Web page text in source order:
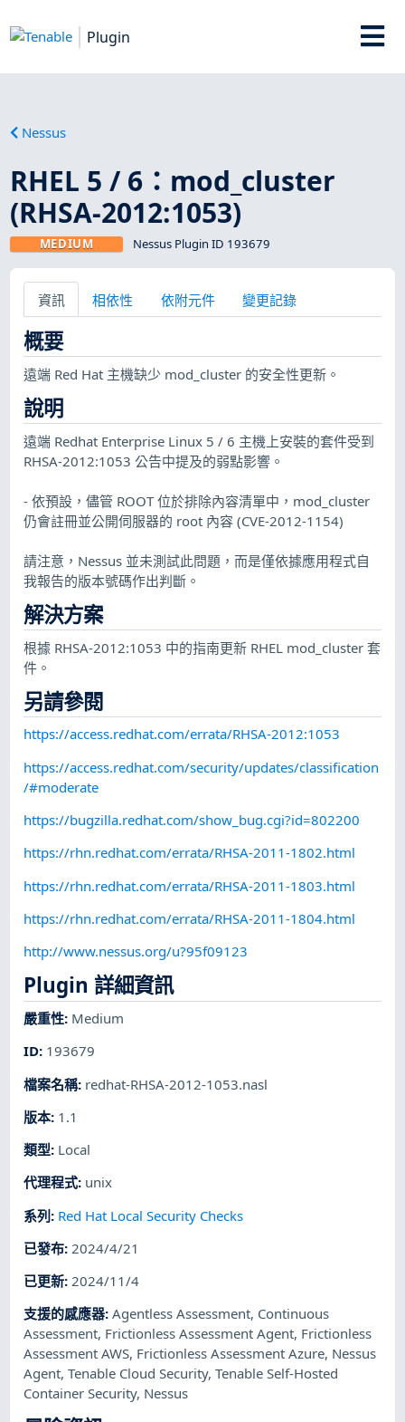
Plugin
Nessus
RHEL 5 / 6：mod_cluster
(RHSA-2012:1053)
MEDIUM Nessus Plugin ID 193679
資訊 相依性 依附元件 變更記錄
概要
遠端 Red Hat 主機缺少 mod_cluster 的安全性更新。
說明
遠端 Redhat Enterprise Linux 5 / 6 主機上安裝的套件受到
RHSA-2012:1053 公告中提及的弱點影響。
- 依預設，儘管 ROOT 位於排除內容清單中，mod_cluster
仍會註冊並公開伺服器的 root 內容 (CVE-2012-1154)
請注意，Nessus 並未測試此問題，而是僅依據應用程式自
我報告的版本號碼作出判斷。
解決方案
根據 RHSA-2012:1053 中的指南更新 RHEL mod_cluster 套
件。
另請參閱
https://access.redhat.com/errata/RHSA-2012:1053
https://access.redhat.com/security/updates/classification
/#moderate
https://bugzilla.redhat.com/show_bug.cgi?id=802200
https://rhn.redhat.com/errata/RHSA-2011-1802.html
https://rhn.redhat.com/errata/RHSA-2011-1803.html
https://rhn.redhat.com/errata/RHSA-2011-1804.html
http://www.nessus.org/u?95f09123
Plugin 詳細資訊
嚴重性: Medium
ID: 193679
檔案名稱: redhat-RHSA-2012-1053.nasl
版本: 1.1
類型: Local
代理程式: unix
系列: Red Hat Local Security Checks
已發布: 2024/4/21
已更新:2024/11/4
支援的感應器:Agentless Assessment, Continuous
Assessment, Frictionless Assessment Agent, Frictionless
Assessment AWS, Frictionless Assessment Azure, Nessus
Agent,Tenable Cloud Security,Tenable Self-Hosted
Container Security, Nessus